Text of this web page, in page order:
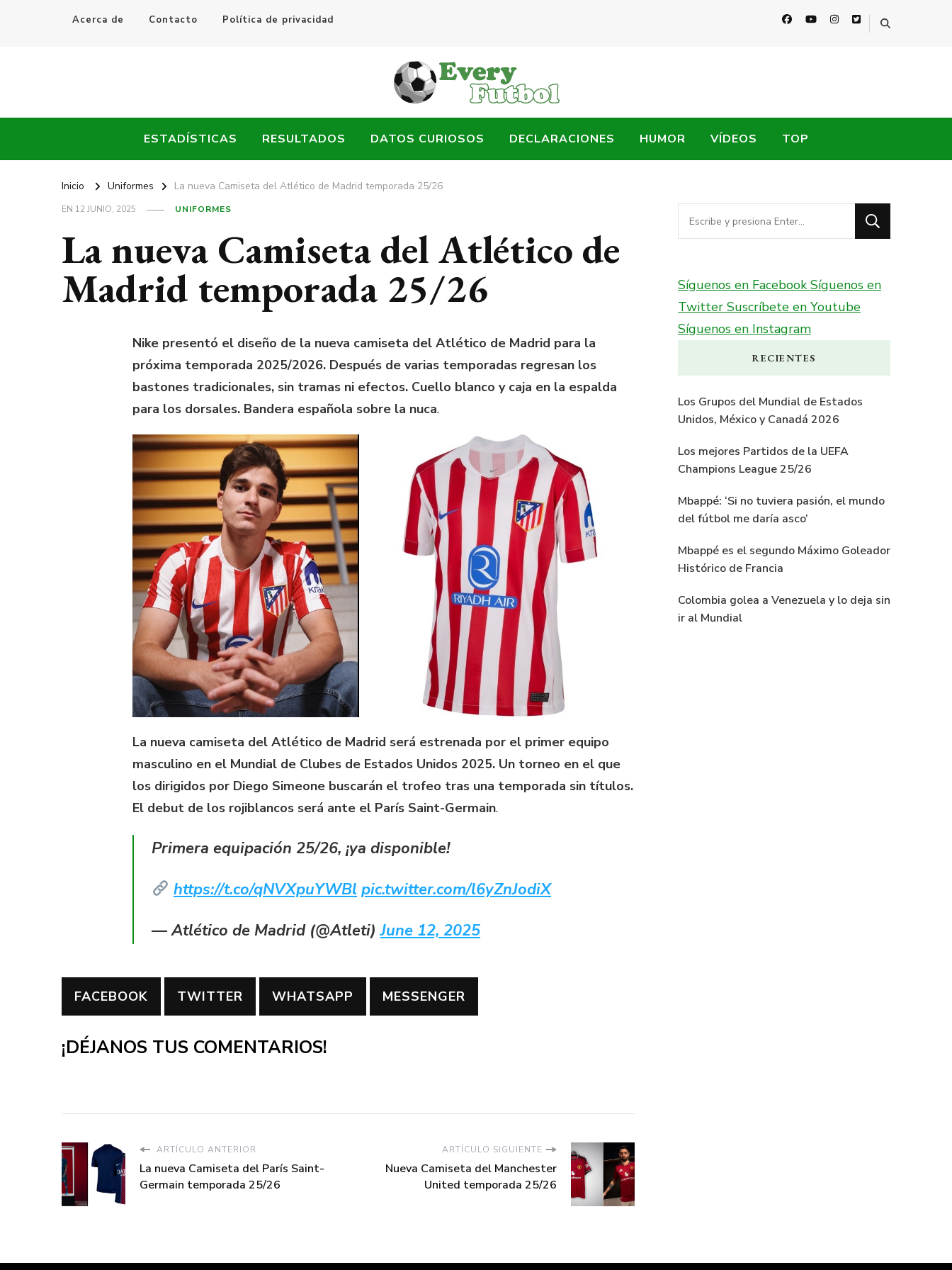
Acerca de Contacto Política de privacidad
Every Fútbol
ESTADÍSTICAS RESULTADOS DATOS CURIOSOS DECLARACIONES HUMOR VÍDEOS TOP
Inicio Uniformes La nueva Camiseta del Atlético de Madrid temporada 25/26
EN 12 JUNIO, 2025 UNIFORMES
La nueva Camiseta del Atlético de
Madrid temporada 25/26
Nike presentó el diseño de la nueva camiseta del Atlético de Madrid para la
próxima temporada 2025/2026. Después de varias temporadas regresan los
bastones tradicionales, sin tramas ni efectos. Cuello blanco y caja en la espalda
para los dorsales. Bandera española sobre la nuca.
La nueva camiseta del Atlético de Madrid será estrenada por el primer equipo
masculino en el Mundial de Clubes de Estados Unidos 2025. Un torneo en el que
los dirigidos por Diego Simeone buscarán el trofeo tras una temporada sin títulos.
El debut de los rojiblancos será ante el París Saint-Germain.
Primera equipación 25/26, ¡ya disponible!
https://t.co/qNVXpuYWBl pic.twitter.com/l6yZnJodiX
— Atlético de Madrid (@Atleti)June 12, 2025
FACEBOOK TWITTER WHATSAPP MESSENGER
¡DÉJANOS TUS COMENTARIOS!
ARTÍCULO ANTERIOR
La nueva Camiseta del París Saint-
Germain temporada 25/26
ARTÍCULO SIGUIENTE
Nueva Camiseta del Manchester
United temporada 25/26
¿Buscas
algo?
Síguenos en FacebookSíguenos en
Twitter Suscríbete en Youtube
Síguenos en Instagram
RECIENTES
Los Grupos del Mundial de Estados
Unidos, México y Canadá 2026
Los mejores Partidos de la UEFA
Champions League 25/26
Mbappé: ‘Si no tuviera pasión, el mundo
del fútbol me daría asco’
Mbappé es el segundo Máximo Goleador
Histórico de Francia
Colombia golea a Venezuela y lo deja sin
ir al Mundial